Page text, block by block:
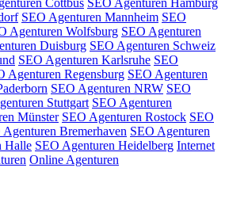
Cottbus SEO Agenturen Hamburg
SEO Agenturen Mannheim SEO
Agenturen Wolfsburg SEO Agenturen
Duisburg SEO Agenturen Schweiz
SEO Agenturen Karlsruhe SEO
Agenturen Regensburg SEO Agenturen
SEO Agenturen NRW SEO
Stuttgart SEO Agenturen
Münster SEO Agenturen Rostock SEO
Agenturen Bremerhaven SEO Agenturen
Halle SEO Agenturen Heidelberg Internet
Online Agenturen